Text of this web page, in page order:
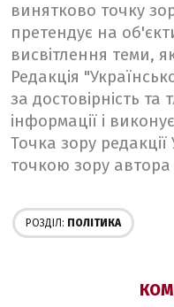
винятково точку
претендує на
висвітлення теми,
Редакція
за достовірність
інформації і
Точка зору
точкою зору автора
РОЗДІЛ: ПОЛІТИКА